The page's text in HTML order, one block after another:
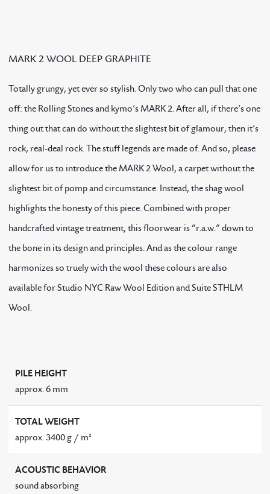
MARK 2 WOOL DEEP GRAPHITE
Totally grungy, yet ever so stylish. Only two who can pull that one
off: the Rolling Stones and kymo’s MARK 2. After all, if there’s one
thing out that can do without the slightest bit of glamour, then it’s
rock, real-deal rock. The stuff legends are made of. And so, please
allow for us to introduce the MARK 2 Wool, a carpet without the
slightest bit of pomp and circumstance. Instead, the shag wool
highlights the honesty of this piece. Combined with proper
handcrafted vintage treatment, this floorwear is “r.a.w.” down to
the bone in its design and principles. And as the colour range
harmonizes so truely with the wool these colours are also
available for Studio NYC Raw Wool Edition and Suite STHLM
Wool.
PILE HEIGHT
approx. 6 mm
TOTAL WEIGHT
approx. 3400 g / m²
ACOUSTIC BEHAVIOR
sound absorbing